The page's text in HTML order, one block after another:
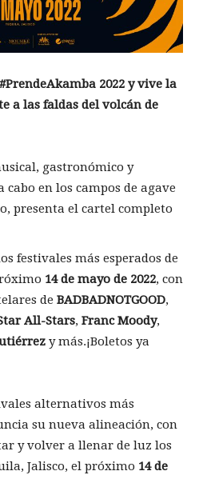
2022 y vive la
a las faldas del volcán de
gastronómico y
en los campos de agave
presenta el cartel completo
festivales más esperados de
14 de mayo de 2022, con
de BADBADNOTGOOD,
All-Stars, Franc Moody,
y más.¡Boletos ya
alternativos más
su nueva alineación, con
y volver a llenar de luz los
Jalisco, el próximo 14 de